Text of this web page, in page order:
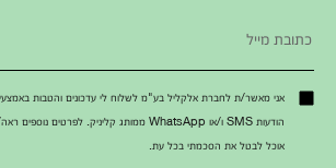
אני מאשר/ת לחברת אלקליל בע"מ לשלוח לי עדכונים והטבות
הודעות SMS ו/או WhatsApp ממותג קליניק. לפרטים נוספים ראה/י
אוכל לבטל את הסכמתי בכל עת.